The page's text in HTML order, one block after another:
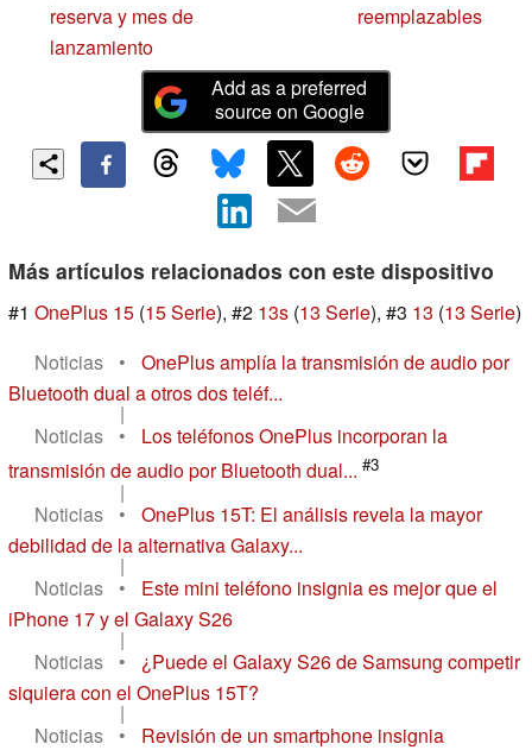
reserva y mes de
lanzamiento
reemplazables
Add as a preferred
source on Google
Más artículos relacionados con este dispositivo
#1 OnePlus 15 (15 Serie), #2 13s (13 Serie), #3 13 (13 Serie)
Noticias
•
OnePlus amplía la transmisión de audio por
Bluetooth dual a otros dos teléf...
|
Noticias
•
Los teléfonos OnePlus incorporan la
transmisión de audio por Bluetooth dual... #3
|
Noticias
•
OnePlus 15T: El análisis revela la mayor
debilidad de la alternativa Galaxy...
|
Noticias
•
Este mini teléfono insignia es mejor que el
iPhone 17 y el Galaxy S26
|
Noticias
•
¿Puede el Galaxy S26 de Samsung competir
siquiera con el OnePlus 15T?
|
Noticias
•
Revisión de un smartphone insignia